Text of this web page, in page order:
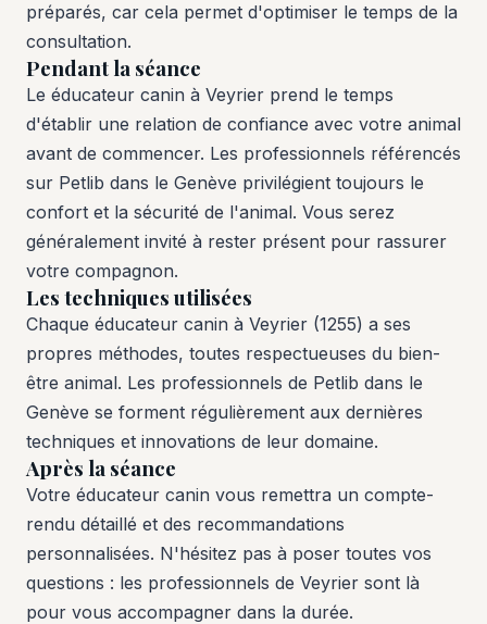
préparés, car cela permet d'optimiser le temps de la
consultation.
Pendant la séance
Le éducateur canin à Veyrier prend le temps
d'établir une relation de confiance avec votre animal
avant de commencer. Les professionnels référencés
sur Petlib dans le Genève privilégient toujours le
confort et la sécurité de l'animal. Vous serez
généralement invité à rester présent pour rassurer
votre compagnon.
Les techniques utilisées
Chaque éducateur canin à Veyrier (1255) a ses
propres méthodes, toutes respectueuses du bien-
être animal. Les professionnels de Petlib dans le
Genève se forment régulièrement aux dernières
techniques et innovations de leur domaine.
Après la séance
Votre éducateur canin vous remettra un compte-
rendu détaillé et des recommandations
personnalisées. N'hésitez pas à poser toutes vos
questions : les professionnels de Veyrier sont là
pour vous accompagner dans la durée.